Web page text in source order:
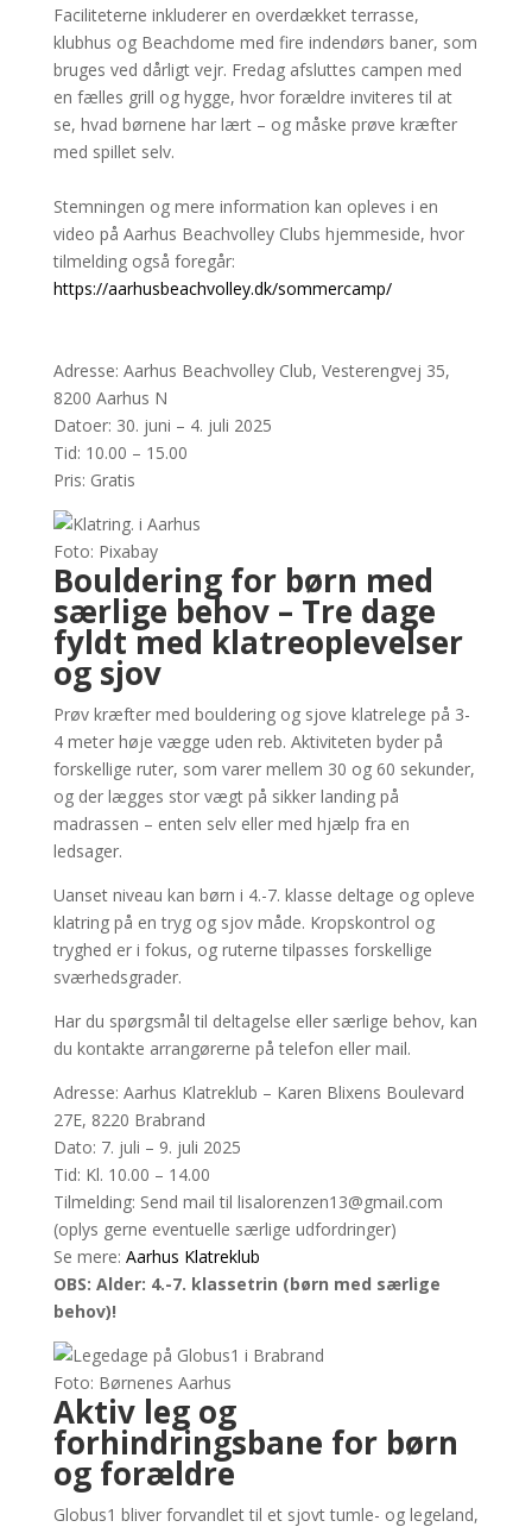
Faciliteterne inkluderer en overdækket terrasse,
klubhus og Beachdome med fire indendørs baner, som
bruges ved dårligt vejr. Fredag afsluttes campen med
en fælles grill og hygge, hvor forældre inviteres til at
se, hvad børnene har lært – og måske prøve kræfter
med spillet selv.
Stemningen og mere information kan opleves i en
video på Aarhus Beachvolley Clubs hjemmeside, hvor
tilmelding også foregår:
https://aarhusbeachvolley.dk/sommercamp/
Adresse: Aarhus Beachvolley Club, Vesterengvej 35,
8200 Aarhus N
Datoer: 30. juni – 4. juli 2025
Tid: 10.00 – 15.00
Pris: Gratis
Foto: Pixabay
Bouldering for børn med
særlige behov – Tre dage
fyldt med klatreoplevelser
og sjov
Prøv kræfter med bouldering og sjove klatrelege på 3-
4 meter høje vægge uden reb. Aktiviteten byder på
forskellige ruter, som varer mellem 30 og 60 sekunder,
og der lægges stor vægt på sikker landing på
madrassen – enten selv eller med hjælp fra en
ledsager.
Uanset niveau kan børn i 4.-7. klasse deltage og opleve
klatring på en tryg og sjov måde. Kropskontrol og
tryghed er i fokus, og ruterne tilpasses forskellige
sværhedsgrader.
Har du spørgsmål til deltagelse eller særlige behov, kan
du kontakte arrangørerne på telefon eller mail.
Adresse: Aarhus Klatreklub – Karen Blixens Boulevard
27E, 8220 Brabrand
Dato: 7. juli – 9. juli 2025
Tid: Kl. 10.00 – 14.00
Tilmelding: Send mail til lisalorenzen13@gmail.com
(oplys gerne eventuelle særlige udfordringer)
Se mere: Aarhus Klatreklub
OBS: Alder: 4.-7. klassetrin (børn med særlige
behov)!
Foto: Børnenes Aarhus
Aktiv leg og
forhindringsbane for børn
og forældre
Globus1 bliver forvandlet til et sjovt tumle- og legeland,